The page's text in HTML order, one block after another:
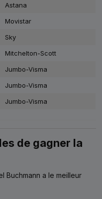
Astana
Movistar
Sky
Mitchelton-Scott
Jumbo-Visma
Jumbo-Visma
Jumbo-Visma
de gagner la
Buchmann a le meilleur